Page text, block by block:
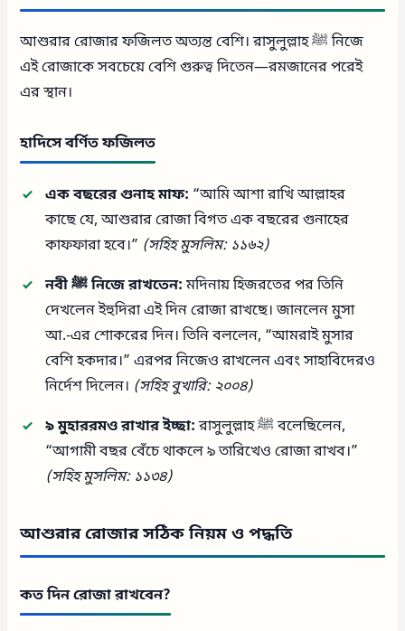
আশুরার রোজার ফজিলত অত্যন্ত বেশি। রাসুলুল্লাহ ﷺ নিজে
এই রোজাকে সবচেয়ে বেশি গুরুত্ব দিতেন—রমজানের পরেই
এর স্থান।
হাদিসে বর্ণিত ফজিলত
এক বছরের গুনাহ মাফ: “আমি আশা রাখি আল্লাহর
কাছে যে, আশুরার রোজা বিগত এক বছরের গুনাহের
কাফফারা হবে।” (সহিহ মুসলিম: ১১৬২)
নবী ﷺ নিজে রাখতেন:মদিনায় হিজরতের পর তিনি
দেখলেন ইহুদিরা এই দিন রোজা রাখছে। জানলেন মুসা
আ.-এর শোকরের দিন। তিনি বললেন, “আমরাই মুসার
বেশি হকদার।” এরপর নিজেও রাখলেন এবং সাহাবিদেরও
নির্দেশ দিলেন। (সহিহ বুখারি: ২০০৪)
৯ মুহাররমও রাখার ইচ্ছা:রাসুলুল্লাহ ﷺ বলেছিলেন,
“আগামী বছর বেঁচে থাকলে ৯ তারিখেও রোজা রাখব।”
(সহিহ মুসলিম: ১১৩৪)
আশুরার রোজার সঠিক নিয়ম ও পদ্ধতি
কত দিন রোজা রাখবেন?